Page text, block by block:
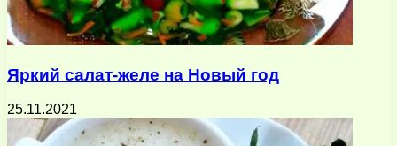
Яркий салат-желе на Новый год
25.11.2021